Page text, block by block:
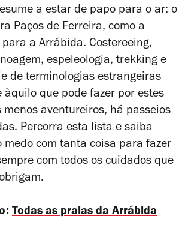
a estar de papo para o ar: o
Paços de Ferreira, como a
a Arrábida. Costereeing,
espeleologia, trekking e
de terminologias estrangeiras
àquilo que pode fazer por estes
menos aventureiros, há passeios
Percorra esta lista e saiba
medo com tanta coisa para fazer
com todos os cuidados que
Todas as praias da Arrábida